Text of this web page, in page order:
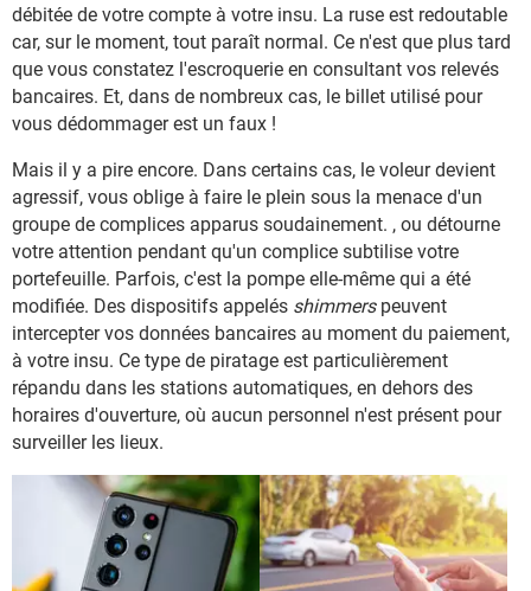
débitée de votre compte à votre insu. La ruse est redoutable
car, sur le moment, tout paraît normal. Ce n'est que plus tard
que vous constatez l'escroquerie en consultant vos relevés
bancaires. Et, dans de nombreux cas, le billet utilisé pour
vous dédommager est un faux !
Mais il y a pire encore. Dans certains cas, le voleur devient
agressif, vous oblige à faire le plein sous la menace d'un
groupe de complices apparus soudainement. , ou détourne
votre attention pendant qu'un complice subtilise votre
portefeuille. Parfois, c'est la pompe elle-même qui a été
modifiée. Des dispositifs appelés shimmerspeuvent
intercepter vos données bancaires au moment du paiement,
à votre insu. Ce type de piratage est particulièrement
répandu dans les stations automatiques, en dehors des
horaires d'ouverture, où aucun personnel n'est présent pour
surveiller les lieux.